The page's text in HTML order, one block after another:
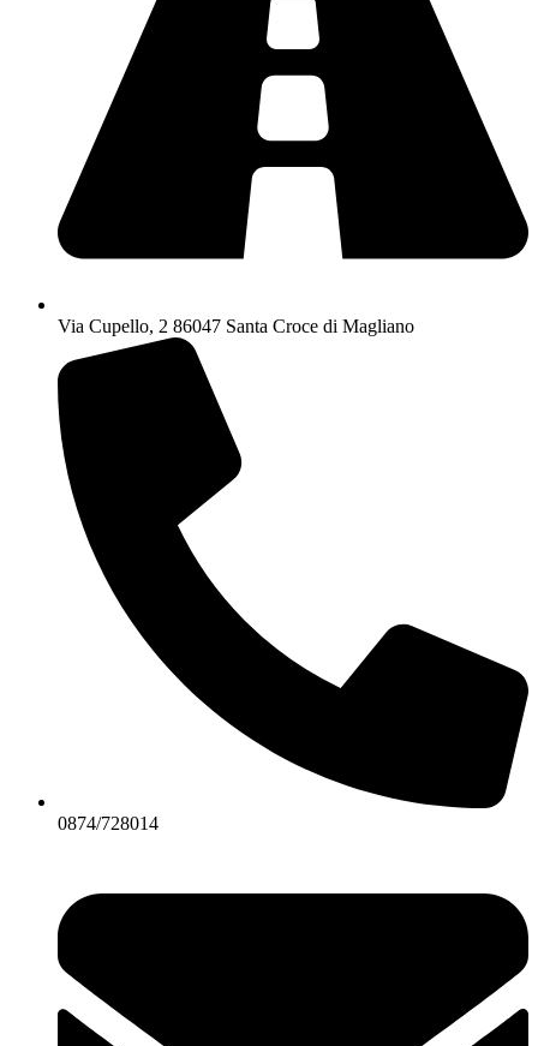
Via Cupello, 2 86047 Santa Croce di Magliano
0874/728014